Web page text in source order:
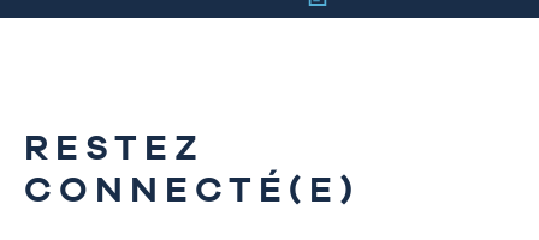
RESTEZ
CONNECTÉ(E)